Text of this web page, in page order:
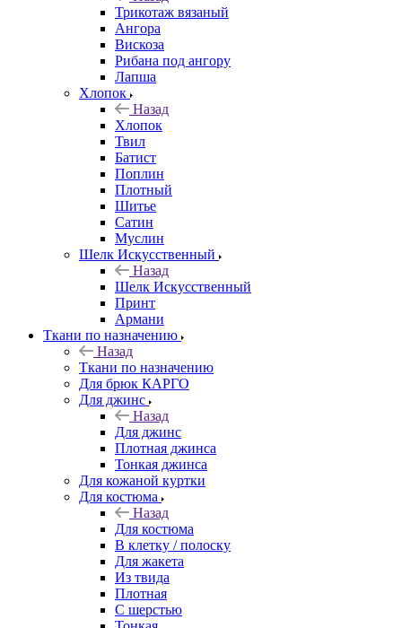
Трикотаж вязаный
Ангора
Вискоза
Рибана под ангору
Лапша
Хлопок
Назад
Хлопок
Твил
Батист
Поплин
Плотный
Шитье
Сатин
Муслин
Шелк Искусственный
Назад
Шелк Искусственный
Принт
Армани
Ткани по назначению
Назад
Ткани по назначению
Для брюк КАРГО
Для джинс
Назад
Для джинс
Плотная джинса
Тонкая джинса
Для кожаной куртки
Для костюма
Назад
Для костюма
В клетку / полоску
Для жакета
Из твида
Плотная
С шерстью